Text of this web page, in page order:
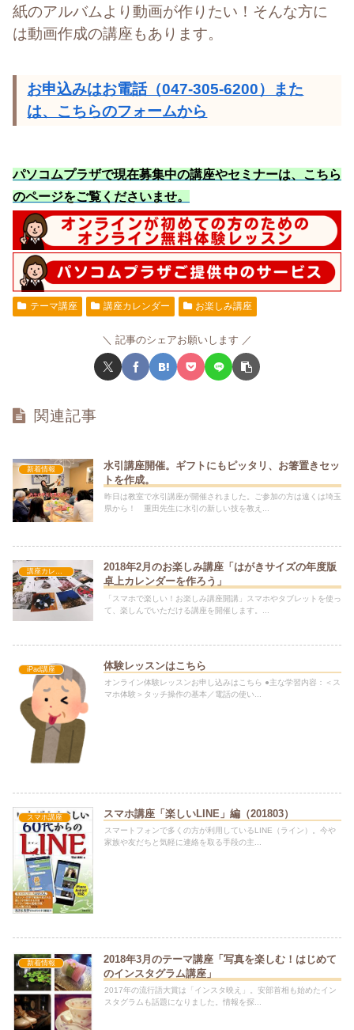
紙のアルバムより動画が作りたい！そんな方に
は動画作成の講座もあります。
お申込みはお電話（047-305-6200）また
は、こちらのフォームから
パソコムプラザで現在募集中の講座やセミナーは、こちら
のページをご覧くださいませ。
テーマ講座 講座カレンダー お楽しみ講座
記事のシェアお願いします
関連記事
新着情報
水引講座開催。ギフトにもピッタリ、お箸置きセッ
トを作成。
昨日は教室で水引講座が開催されました。ご参加の方は遠くは埼玉
県から！ 重田先生に水引の新しい技を教え...
2018年2月のお楽しみ講座「はがきサイズの年度版
卓上カレンダーを作ろう」
「スマホで楽しい！お楽しみ講座開講」スマホやタブレットを使っ
て、楽しんでいただける講座を開催します。...
iPad講座 体験レッスンはこちら
オンライン体験レッスンお申し込みはこちら ●主な学習内容：＜ス
マホ体験＞タッチ操作の基本／電話の使い...
スマホ講座 スマホ講座「楽しいLINE」編（201803）
スマートフォンで多くの方が利用しているLINE（ライン）。今や
家族や友だちと気軽に連絡を取る手段の主...
新着情報
2018年3月のテーマ講座「写真を楽しむ！はじめて
のインスタグラム講座」
2017年の流行語大賞は「インスタ映え」。安部首相も始めたイン
スタグラムも話題になりました。情報を探...